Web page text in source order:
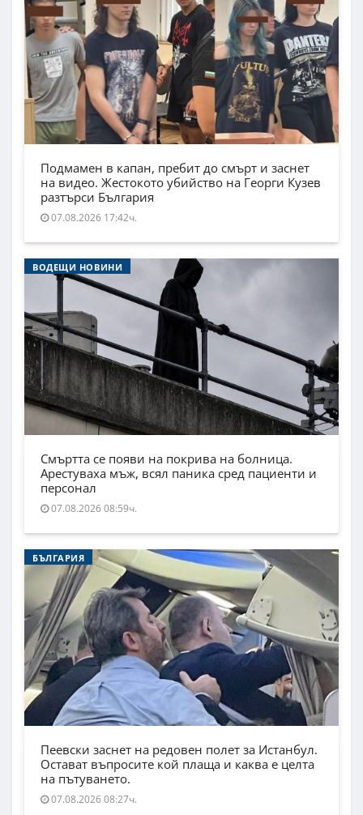
Подмамен в капан, пребит до смърт и заснет
на видео. Жестокото убийство на Георги Кузев
разтърси България
07.08.2026 17:42ч.
ВОДЕЩИ НОВИНИ
Смъртта се появи на покрива на болница.
Арестуваха мъж, всял паника сред пациенти и
персонал
07.08.2026 08:59ч.
БЪЛГАРИЯ
Пеевски заснет на редовен полет за Истанбул.
Остават въпросите кой плаща и каква е целта
на пътуването.
07.08.2026 08:27ч.